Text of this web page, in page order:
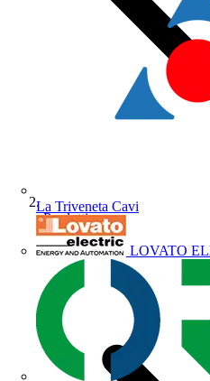
La Triveneta Cavi
LOVATO
Prodotti